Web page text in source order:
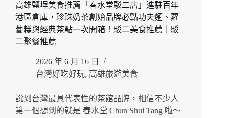
高雄鹽埕美食推薦「春水堂駁二店」進駐百年
港區倉庫，珍珠奶茶創始品牌必點功夫麵、蘿
蔔糕與經典茶點一次開箱！駁二美食推薦｜駁
二聚餐推薦
2026 年 6 月 16 日
台灣好吃好玩, 高雄旅遊美食
說到台灣最具代表性的茶館品牌，相信不少人
第一個想到的就是 春水堂 Chun Shui Tang 啦～